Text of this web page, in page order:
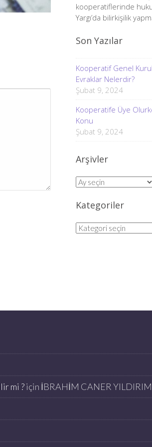
kooperatiflerinde
Yargı’da bilirkişilik
Son Yazılar
Kooperatif Genel
Evraklar Nelerdir?
Şubat 9, 2024
Kooperatife Üye
Konu
Şubat 9, 2024
Arşivler
Arşivler
Kategoriler
Kategoriler
mi ?için İBRAHİM CANER YILDIRIM